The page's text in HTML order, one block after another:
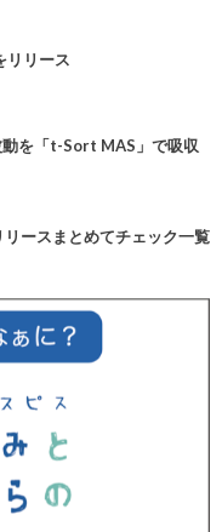
リリース
を「t-Sort MAS」で吸収
リースまとめてチェック一覧